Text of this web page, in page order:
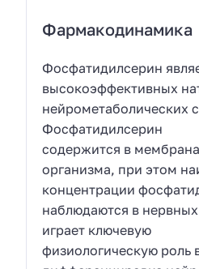
Фармакодинамика
Фосфатидилсерин
высокоэффективных
нейрометаболических
Фосфатидилсерин
содержится в
организма, при этом
концентрации
наблюдаются в
играет ключевую
физиологическую роль